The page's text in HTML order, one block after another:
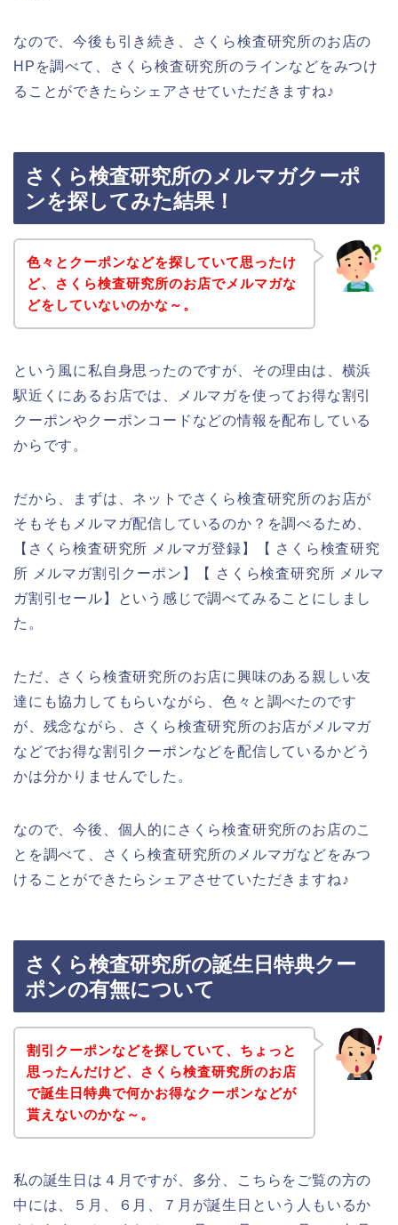
なので、今後も引き続き、さくら検査研究所のお店の
HPを調べて、さくら検査研究所のラインなどをみつけ
ることができたらシェアさせていただきますね♪
さくら検査研究所のメルマガクーポ
ンを探してみた結果！
色々とクーポンなどを探していて思ったけ
ど、さくら検査研究所のお店でメルマガな
どをしていないのかな～。
という風に私自身思ったのですが、その理由は、横浜
駅近くにあるお店では、メルマガを使ってお得な割引
クーポンやクーポンコードなどの情報を配布している
からです。
だから、まずは、ネットでさくら検査研究所のお店が
そもそもメルマガ配信しているのか？を調べるため、
【さくら検査研究所 メルマガ登録】【 さくら検査研究
所 メルマガ割引クーポン】【 さくら検査研究所 メルマ
ガ割引セール】という感じで調べてみることにしまし
た。
ただ、さくら検査研究所のお店に興味のある親しい友
達にも協力してもらいながら、色々と調べたのです
が、残念ながら、さくら検査研究所のお店がメルマガ
などでお得な割引クーポンなどを配信しているかどう
かは分かりませんでした。
なので、今後、個人的にさくら検査研究所のお店のこ
とを調べて、さくら検査研究所のメルマガなどをみつ
けることができたらシェアさせていただきますね♪
さくら検査研究所の誕生日特典クー
ポンの有無について
割引クーポンなどを探していて、ちょっと
思ったんだけど、さくら検査研究所のお店
で誕生日特典で何かお得なクーポンなどが
貰えないのかな～。
私の誕生日は４月ですが、多分、こちらをご覧の方の
中には、５月、６月、７月が誕生日という人もいるか